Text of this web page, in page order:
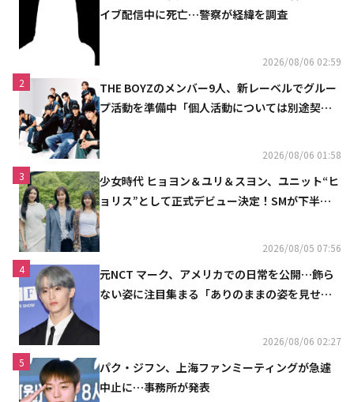
イブ配信中に死亡…警察が経緯を調査
2026/08/06 02:59
2
THE BOYZのメンバー9人、新レーベルでグルー
プ活動を準備中「個人活動については別途契約
2026/08/06 01:58
3
少女時代 ヒョヨン＆ユリ＆スヨン、ユニット“ヒ
ョリス”として正式デビュー決定！SMが下半期
2026/08/05 07:56
4
元NCT マーク、アメリカでの日常を公開…飾ら
ない姿に注目集まる「ありのままの姿を見せた
2026/08/06 02:27
5
パク・ジフン、上海ファンミーティングが急遽
中止に…事務所が発表